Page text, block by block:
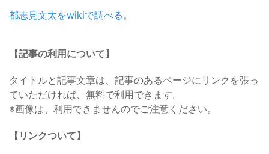
都志見文太をwikiで調べる。
【記事の利用について】
タイトルと記事文章は、記事のあるページにリンクを張っ
ていただければ、無料で利用できます。
※画像は、利用できませんのでご注意ください。
【リンクついて】